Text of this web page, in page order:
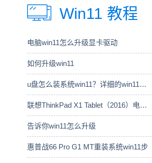
Win11 教程
电脑win11怎么升级显卡驱动
如何升级win11
u盘怎么装系统win11？详细的win11安装
联想ThinkPad X1 Tablet（2016）电脑安
告诉你win11怎么升级
惠普战66 Pro G1 MT重装系统win11步